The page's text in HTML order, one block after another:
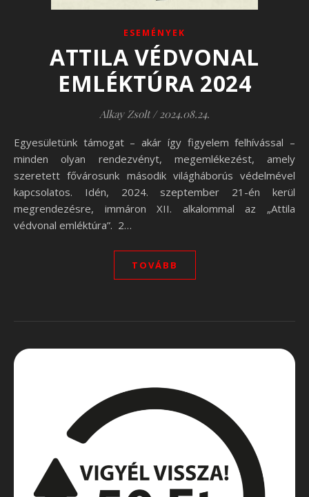
ESEMÉNYEK
ATTILA VÉDVONAL
EMLÉKTÚRA 2024
Alkay Zsolt / 2024.08.24.
Egyesületünk támogat – akár így figyelem felhívással –
minden olyan rendezvényt, megemlékezést, amely
szeretett fővárosunk második világháborús védelmével
kapcsolatos. Idén, 2024. szeptember 21-én kerül
megrendezésre, immáron XII. alkalommal az „Attila
védvonal emléktúra”. 2…
TOVÁBB